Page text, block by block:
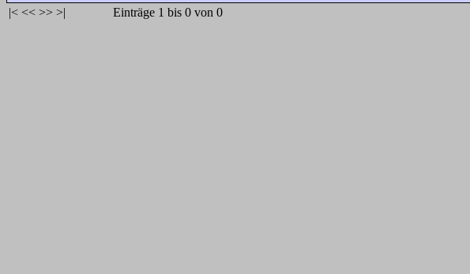
|< << >> >| Einträge 1 bis 0 von 0